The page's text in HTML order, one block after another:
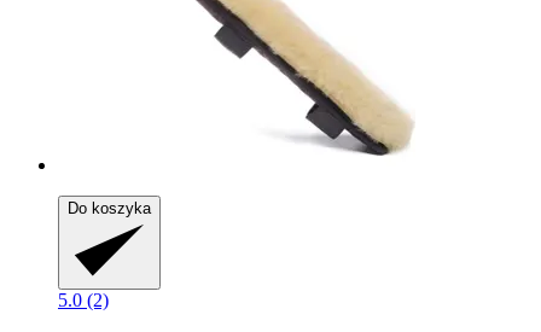
Do koszyka
5.0 (2)